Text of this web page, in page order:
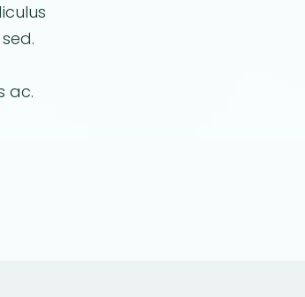
ac.